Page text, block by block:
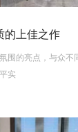
的上佳之作
围的亮点，与众不
实